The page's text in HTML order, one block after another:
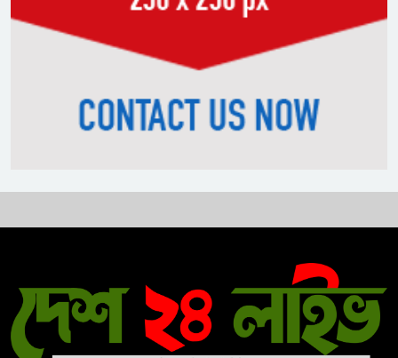
সংসদে নাহিদ ইসলামের মন্তব্য
নিপীড়নের আশঙ্কা জানালে ভিসা নয়
ট্রাম্পকে ‘রাজার খোঁচা’ দিলেন